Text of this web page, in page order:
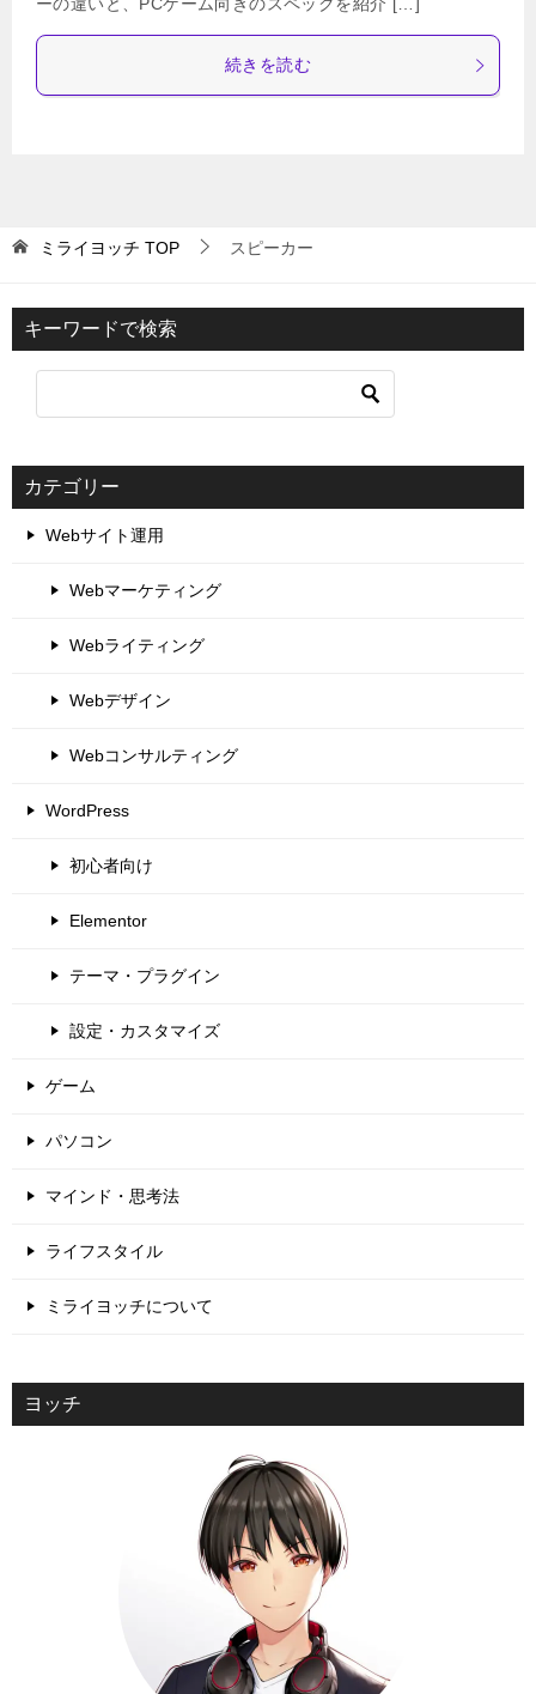
続きを読む
ミライヨッチ TOP スピーカー
キーワードで検索
カテゴリー
Webサイト運用
Webマーケティング
Webライティング
Webデザイン
Webコンサルティング
WordPress
初心者向け
Elementor
テーマ・プラグイン
設定・カスタマイズ
ゲーム
パソコン
マインド・思考法
ライフスタイル
ミライヨッチについて
ヨッチ